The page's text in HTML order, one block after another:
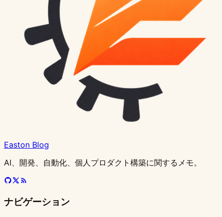
Easton Blog
AI、開発、自動化、個人プロダクト構築に関するメモ。
ナビゲーション